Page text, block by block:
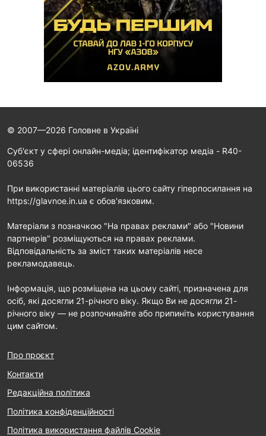
© 2007—2026 Головне в Україні
Cуб'єкт у сфері онлайн-медіа; ідентифікатор медіа - R40-
06536
При використанні матеріалів цього сайту гіперпосилання на
https://glavnoe.in.ua є обов'язковим.
Матеріали з позначкою "На правах реклами" або "Новини
партнерів" розміщуються на правах реклами.
Відповідальність за зміст таких матеріалів несе
рекламодавець.
Інформація, що розміщена на цьому сайті, призначена для
осіб, які досягли 21-річного віку. Якщо Ви не досягли 21-
річного віку — не розпочинайте або припиніть користування
цим сайтом.
Про проєкт
Контакти
Редакційна політика
Політика конфіденційності
Політика використання файлів Cookie